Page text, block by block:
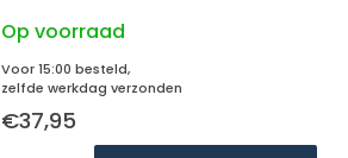
Op voorraad
Voor 15:00 besteld,
zelfde werkdag verzonden
€37,95